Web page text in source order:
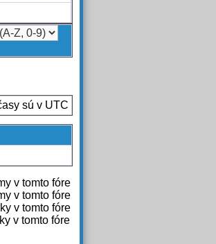
sú v UTC
v tomto fóre
v tomto fóre
v tomto fóre
v tomto fóre